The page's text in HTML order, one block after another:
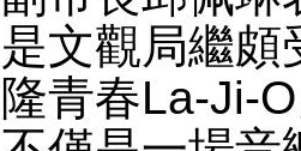
是文觀局繼頗
隆青春La-Ji-